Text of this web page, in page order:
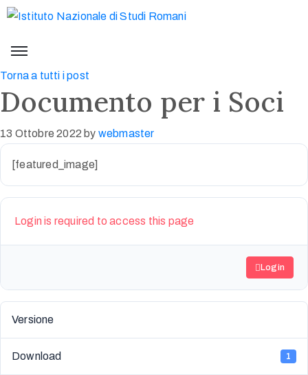
Torna a tutti i post
Documento per i Soci
13 Ottobre 2022 by webmaster
[featured_image]
Login is required to access this page
Login
Versione
Download 1